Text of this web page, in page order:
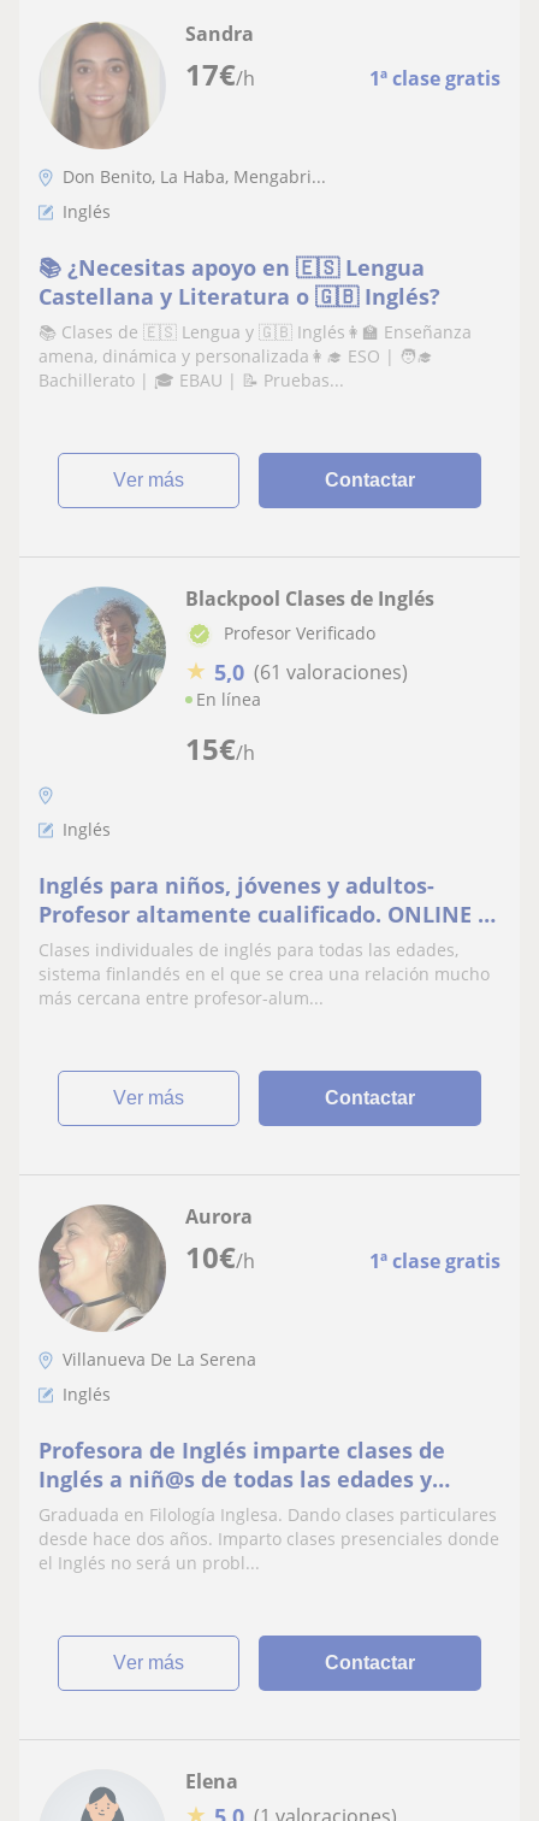
17€/h 1ª clase gratis
Sandra
Don Benito, La Haba, Mengabri...
Inglés
📚 ¿Necesitas apoyo en 🇪🇸 Lengua
Castellana y Literatura o 🇬🇧 Inglés?
📚 Clases de 🇪🇸 Lengua y 🇬🇧 Inglés👩‍🏫 Enseñanza
amena, dinámica y personalizada👩‍🎓 ESO | 🧑‍🎓
Bachillerato | 🎓 EBAU | 📝 Pruebas...
ver más Contactar
15€/h
Blackpool Clases de Inglés
Profesor Verificado
★ 5,0 (61 valoraciones)
En línea
Inglés
Inglés para niños, jóvenes y adultos-
Profesor altamente cualificado. ONLINE &
PRESENCIAL (Don Benito).
Clases individuales de inglés para todas las edades,
sistema finlandés en el que se crea una relación mucho
más cercana entre profesor-alum...
ver más Contactar
10€/h 1ª clase gratis
Aurora
Villanueva De La Serena
Inglés
Profesora de Inglés imparte clases de
Inglés a niñ@s de todas las edades y
cursos
Graduada en Filología Inglesa. Dando clases particulares
desde hace dos años. Imparto clases presenciales donde
el Inglés no será un probl...
ver más Contactar
Elena